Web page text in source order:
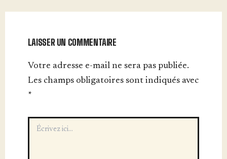
LAISSER UN COMMENTAIRE
Votre adresse e-mail ne sera pas publiée.
Les champs obligatoires sont indiqués avec
*
ici…